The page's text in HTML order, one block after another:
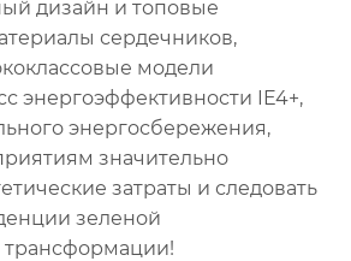
дизайн и топовые
сердечников,
модели
энергоэффективности IE4+,
энергосбережения,
значительно
затраты и следовать
зеленой